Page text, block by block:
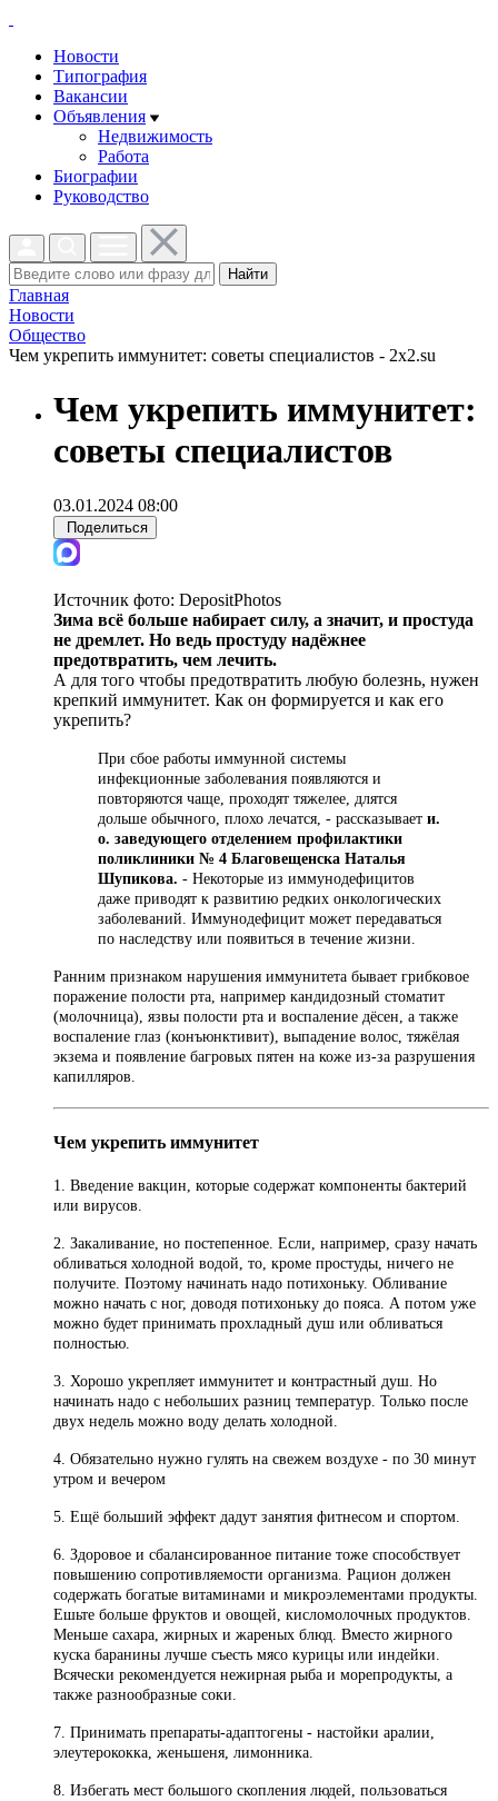
Новости
Типография
Вакансии
Объявления
Недвижимость
Работа
Биографии
Руководство
Найти
Главная
Новости
Общество
Чем укрепить иммунитет: советы специалистов - 2x2.su
Чем укрепить иммунитет:
советы специалистов
03.01.2024 08:00
Поделиться
Источник фото: DepositPhotos
Зима всё больше набирает силу, а значит, и простуда
не дремлет. Но ведь простуду надёжнее
предотвратить, чем лечить.
А для того чтобы предотвратить любую болезнь, нужен
крепкий иммунитет. Как он формируется и как его
укрепить?
При сбое работы иммунной системы
инфекционные заболевания появляются и
повторяются чаще, проходят тяжелее, длятся
дольше обычного, плохо лечатся, - рассказывает и.
о. заведующего отделением профилактики
поликлиники № 4 Благовещенска Наталья
Шупикова. - Некоторые из иммунодефицитов
даже приводят к развитию редких онкологических
заболеваний. Иммунодефицит может передаваться
по наследству или появиться в течение жизни.
Ранним признаком нарушения иммунитета бывает грибковое
поражение полости рта, например кандидозный стоматит
(молочница), язвы полости рта и воспаление дёсен, а также
воспаление глаз (конъюнктивит), выпадение волос, тяжёлая
экзема и появление багровых пятен на коже из-за разрушения
капилляров.
Чем укрепить иммунитет
1. Введение вакцин, которые содержат компоненты бактерий
или вирусов.
2. Закаливание, но постепенное. Если, например, сразу начать
обливаться холодной водой, то, кроме простуды, ничего не
получите. Поэтому начинать надо потихоньку. Обливание
можно начать с ног, доводя потихоньку до пояса. А потом уже
можно будет принимать прохладный душ или обливаться
полностью.
3. Хорошо укрепляет иммунитет и контрастный душ. Но
начинать надо с небольших разниц температур. Только после
двух недель можно воду делать холодной.
4. Обязательно нужно гулять на свежем воздухе - по 30 минут
утром и вечером
5. Ещё больший эффект дадут занятия фитнесом и спортом.
6. Здоровое и сбалансированное питание тоже способствует
повышению сопротивляемости организма. Рацион должен
содержать богатые витаминами и микроэлементами продукты.
Ешьте больше фруктов и овощей, кисломолочных продуктов.
Меньше сахара, жирных и жареных блюд. Вместо жирного
куска баранины лучше съесть мясо курицы или индейки.
Всячески рекомендуется нежирная рыба и морепродукты, а
также разнообразные соки.
7. Принимать препараты-адаптогены - настойки аралии,
элеутерококка, женьшеня, лимонника.
8. Избегать мест большого скопления людей, пользоваться